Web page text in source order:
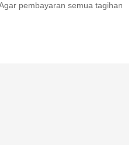
pembayaran semua tagihan